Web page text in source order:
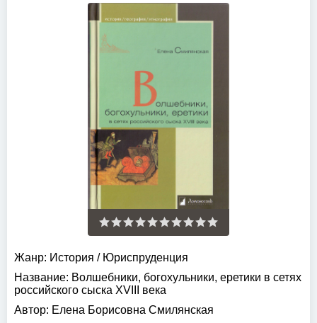
Жанр: История / Юриспруденция
Название: Волшебники, богохульники, еретики в сетях
российского сыска XVIII века
Автор: Елена Борисовна Смилянская